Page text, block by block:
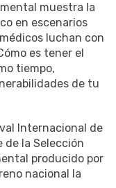
muestra la
en escenarios
luchan con
es tener el
tiempo,
de tu
Internacional de
de la Selección
producido por
nacional la